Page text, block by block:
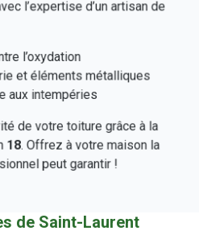
l’expertise d’un artisan de
l’oxydation
et éléments métalliques
aux intempéries
de votre toiture grâce à la
18. Offrez à votre maison la
peut garantir !
de Saint-Laurent